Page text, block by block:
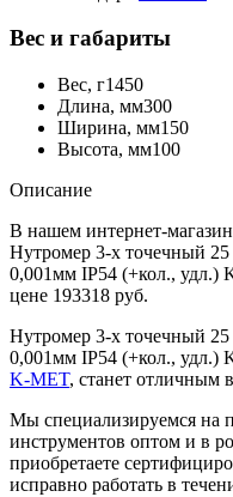
Вес и габариты
Вес, г1450
Длина, мм300
Ширина, мм150
Высота, мм100
Описание
В нашем интернет-
Нутромер 3-х точечный
0,001мм IP54 (+кол., удл.)
цене 193318 руб.
Нутромер 3-х точечный
0,001мм IP54 (+кол., удл.)
K-MET, станет отличным
Мы специализируемся на
инструментов оптом и в
приобретаете
исправно работать в